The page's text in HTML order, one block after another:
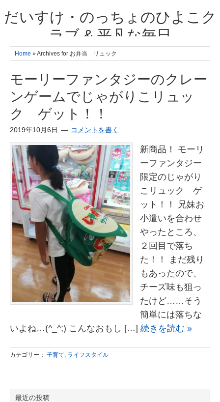
だいすけ・のっちょのひよこク
ラブ & 平凡な毎日
我が家の3人のひよこ成長日記と雑記 何十年後かに、大きくなったひよ
こ達とこの成長記を読み返すことを夢見て。& 3児ママの平凡日記 日々
Home » Archives for お弁当 リュック
モーリーファンタジーのクレー
ンゲームでじゃがりこリュッ
ク ゲット！！
2019年10月6日 コメントを書く
新商品！ モーリ
ーファンタジー
限定のじゃがり
こリュック ゲ
ット！！ 兄妹お
小遣いを合わせ
やったところ、
２回目で落ち
た！！ まだ残り
もあったので、
チーズ味も狙っ
たけど……そう
簡単には落ちな
いよね…(^_^;) こんなおもし […] 続きを読む »
カテゴリー： 子育て, ライフスタイル
最近の投稿